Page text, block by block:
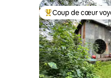
Coups de cœur
Coup de cœur